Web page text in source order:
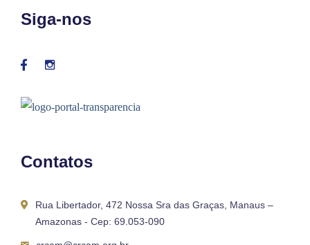
Siga-nos
Contatos
Rua Libertador, 472 Nossa Sra das Graças, Manaus –
Amazonas - Cep: 69.053-090